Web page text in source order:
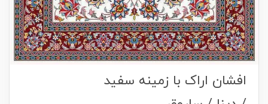
افشان اراک با زمینه سفید